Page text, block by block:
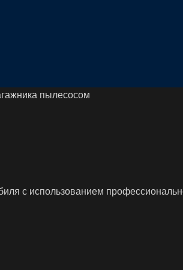
пылесосом
с использованием